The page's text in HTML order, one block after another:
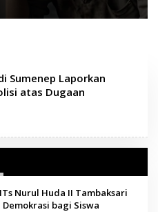
Sumenep Laporkan
atas Dugaan
Nurul Huda II Tambaksari
bagi Siswa